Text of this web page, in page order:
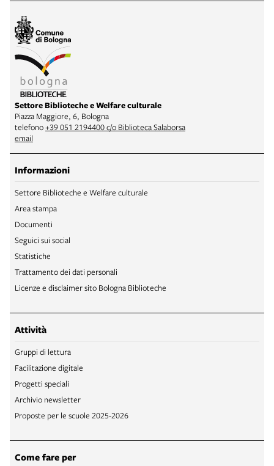
Settore Biblioteche e Welfare culturale
Piazza Maggiore, 6, Bologna
telefono+39 051 2194400 c/o Biblioteca Salaborsa
email
Informazioni
Settore Biblioteche e Welfare culturale
Area stampa
Documenti
Seguici sui social
Statistiche
Trattamento dei dati personali
Licenze e disclaimer sito Bologna Biblioteche
Attività
Gruppi di lettura
Facilitazione digitale
Progetti speciali
Archivio newsletter
Proposte per le scuole 2025-2026
Come fare per